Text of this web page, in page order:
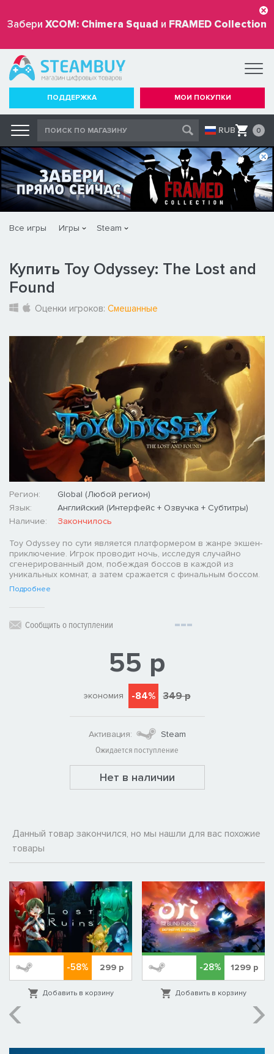
Забери XCOM: Chimera Squad и FRAMED Collection
бесплатно
ПОДДЕРЖКА МОИ ПОКУПКИ
RUB 0
Все игры Игры Steam
Купить Toy Odyssey: The Lost and
Found
Оценки игроков: Смешанные
Регион:
Global (Любой регион)
Язык:
Английский (Интерфейс + Озвучка + Субтитры)
Наличие:
Закончилось
Toy Odyssey по сути является платформером в жанре экшен-
приключение. Игрок проводит ночь, исследуя случайно
сгенерированный дом, побеждая боссов в каждой из
уникальных комнат, а затем сражается с финальным боссом.
Подробнее
Сообщить о поступлении
55 р
экономия -84% 349 р
Активация:
Steam
Ожидается поступление
Нет в наличии
Данный товар закончился, но мы нашли для вас похожие
товары
-58% 299 р
Добавить в корзину
-28% 1299 р
Добавить в корзину